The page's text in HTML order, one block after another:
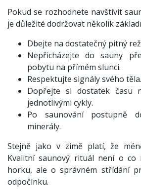
Pokud se rozhodnete navštívit
je důležité dodržovat několik
Dbejte na dostatečný pitný
Nepřicházejte do sauny
pobytu na přímém slunci.
Respektujte signály svého těla.
Dopřejte si dostatek času
jednotlivými cykly.
Po saunování postupně
minerály.
Stejně jako v zimě platí, že
Kvalitní saunový rituál není o co
horku, ale o správném střídání
odpočinku.